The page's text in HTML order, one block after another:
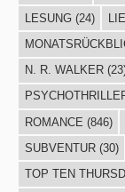
LESUNG(24)
N. R. WALKER
ROMANCE (846)
SUBVENTUR(30)
TOP TEN